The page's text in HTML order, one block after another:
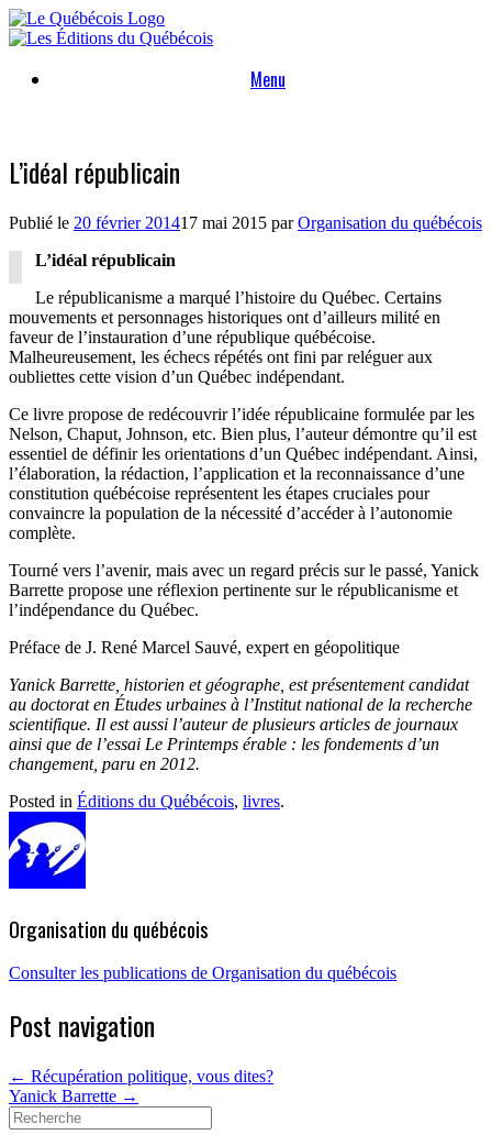
Skip
to
Menu
L’idéal républicain
Publié le 20 février 201417 mai 2015 parOrganisation du québécois
L’idéal républicain
Le républicanisme a marqué l’histoire du Québec. Certains
mouvements et personnages historiques ont d’ailleurs milité en
faveur de l’instauration d’une république québécoise.
Malheureusement, les échecs répétés ont fini par reléguer aux
oubliettes cette vision d’un Québec indépendant.
Ce livre propose de redécouvrir l’idée républicaine formulée par les
Nelson, Chaput, Johnson, etc. Bien plus, l’auteur démontre qu’il est
essentiel de définir les orientations d’un Québec indépendant. Ainsi,
l’élaboration, la rédaction, l’application et la reconnaissance d’une
constitution québécoise représentent les étapes cruciales pour
convaincre la population de la nécessité d’accéder à l’autonomie
complète.
Tourné vers l’avenir, mais avec un regard précis sur le passé, Yanick
Barrette propose une réflexion pertinente sur le républicanisme et
l’indépendance du Québec.
Préface de J. René Marcel Sauvé, expert en géopolitique
Yanick Barrette, historien et géographe, est présentement candidat
au doctorat en Études urbaines à l’Institut national de la recherche
scientifique. Il est aussi l’auteur de plusieurs articles de journaux
ainsi que de l’essai Le Printemps érable : les fondements d’un
changement, paru en 2012.
Posted in Éditions du Québécois, livres.
Organisation du québécois
Consulter les publications de Organisation du québécois
Post navigation
← Récupération politique, vous dites?
Yanick Barrette →
Search
for: